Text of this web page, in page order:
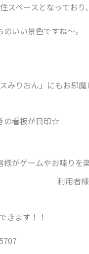
ペースとなっており
みりおん」にもお邪魔
利用者
きます！！